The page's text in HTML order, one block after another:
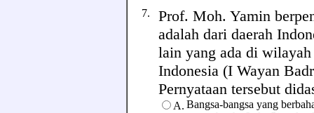
7. Prof. Moh. Yamin
adalah dari daerah
lain yang ada di
Indonesia (I Wayan
Pernyataan tersebut
A. Bangsa-bangsa yang